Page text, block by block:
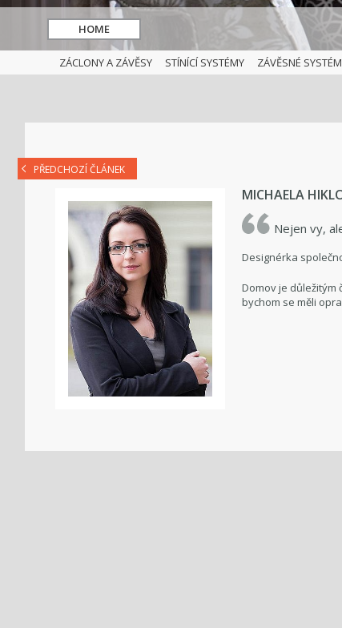
HOME
ZÁCLONY A ZÁVĚSY STÍNÍCÍ SYSTÉMY ZÁVĚSNÉ
PŘEDCHOZÍ ČLÁNEK
MICHAELA
Nejen vy,
Designérka
Domov je důležitým
bychom se měli